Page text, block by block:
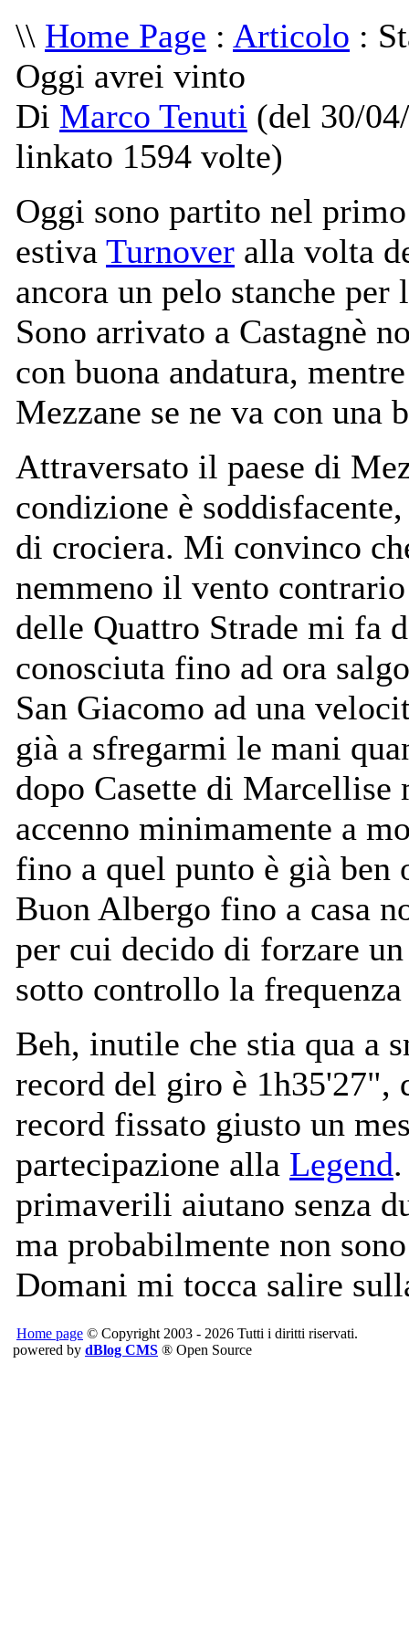
\\ Home Page : Articolo :
Oggi avrei vinto
Di Marco Tenuti (del 30/
linkato 1594 volte)
Oggi sono partito nel
estiva Turnover alla volta
ancora un pelo stanche
Sono arrivato a Castagnè
con buona andatura,
Mezzane se ne va con una
Attraversato il paese di
condizione è
di crociera. Mi convinco
nemmeno il vento
delle Quattro Strade mi fa
conosciuta fino ad ora
San Giacomo ad una
già a sfregarmi le mani
dopo Casette di
accenno minimamente a
fino a quel punto è già
Buon Albergo fino a casa
per cui decido di forzare
sotto controllo la frequenza
Beh, inutile che stia qua a
record del giro è 1h35'27",
record fissato giusto un
partecipazione alla Legend
primaverili aiutano senza
ma probabilmente non
Domani mi tocca salire
Home page © Copyright 2003 - 2026 Tutti i diritti riservati.
powered by dBlog CMS ® Open Source